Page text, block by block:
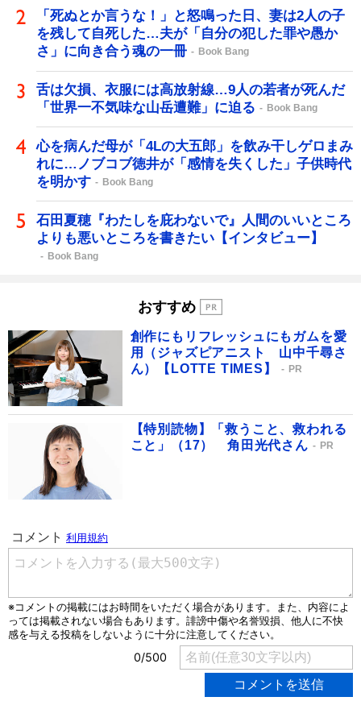
「死ぬとか言うな！」と怒鳴った日、妻は2人の子
を残して自死した…夫が「自分の犯した罪や愚か
さ」に向き合う魂の一冊
Book Bang
舌は欠損、衣服には高放射線…9人の若者が死んだ
「世界一不気味な山岳遭難」に迫る
Book Bang
心を病んだ母が「4Lの大五郎」を飲み干しゲロまみ
れに…ノブコブ徳井が「感情を失くした」子供時代
を明かす
Book Bang
石田夏穂『わたしを庇わないで』人間のいいところ
よりも悪いところを書きたい【インタビュー】
Book Bang
おすすめ
創作にもリフレッシュにもガムを愛
用（ジャズピアニスト 山中千尋さ
ん）【LOTTE TIMES】
PR
【特別読物】「救うこと、救われる
こと」（17） 角田光代さん
PR